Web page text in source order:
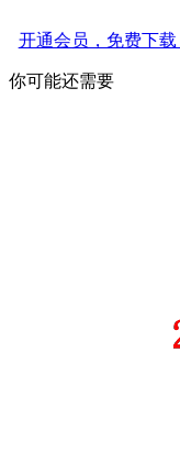
开通会员，免费下
你可能还需要